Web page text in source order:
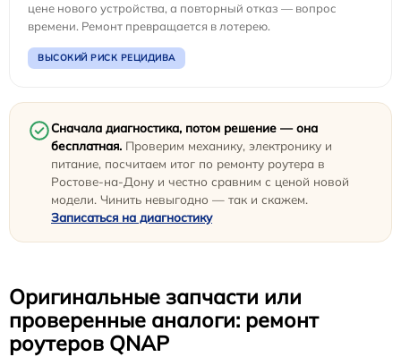
цене нового устройства, а повторный отказ — вопрос
времени. Ремонт превращается в лотерею.
ВЫСОКИЙ РИСК РЕЦИДИВА
Сначала диагностика, потом решение — она
бесплатная. Проверим механику, электронику и
питание, посчитаем итог по ремонту роутера в
Ростове-на-Дону и честно сравним с ценой новой
модели. Чинить невыгодно — так и скажем.
Записаться на диагностику
Оригинальные запчасти или
проверенные аналоги: ремонт
роутеров QNAP